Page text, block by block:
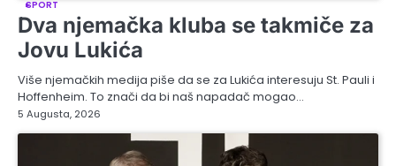
SPORT
Dva njemačka kluba se takmiče za
Jovu Lukića
Više njemačkih medija piše da se za Lukića interesuju St. Pauli i
Hoffenheim. To znači da bi naš napadač mogao…
5 Augusta, 2026